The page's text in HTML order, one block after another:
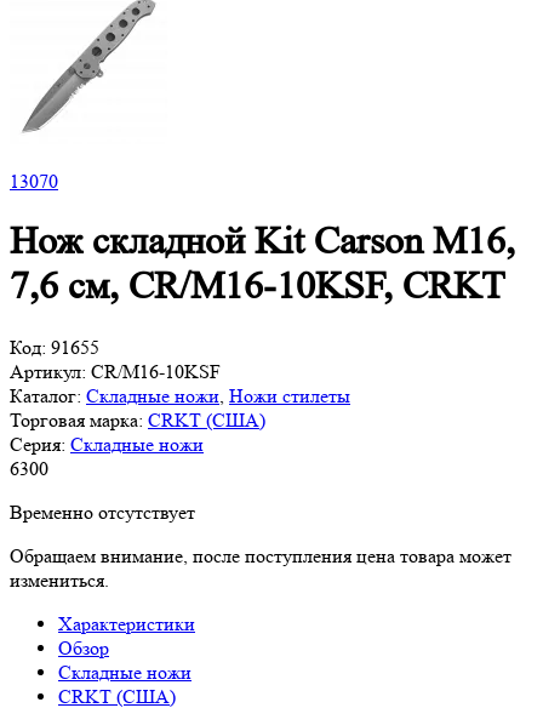
13070
Нож складной Kit Carson M16,
7,6 см, CR/M16-10KSF, CRKT
Код: 91655
Артикул: CR/M16-10KSF
Каталог: Складные ножи Ножи стилеты
Торговая марка: CRKT (США)
Серия: Складные ножи
6300
Временно отсутствует
Обращаем внимание, после поступления цена товара может
измениться.
Характеристики
Обзор
Складные ножи
CRKT (США)